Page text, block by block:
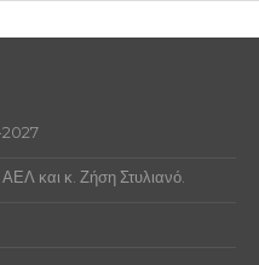
2027
και κ. Ζήση Στυλιανό.